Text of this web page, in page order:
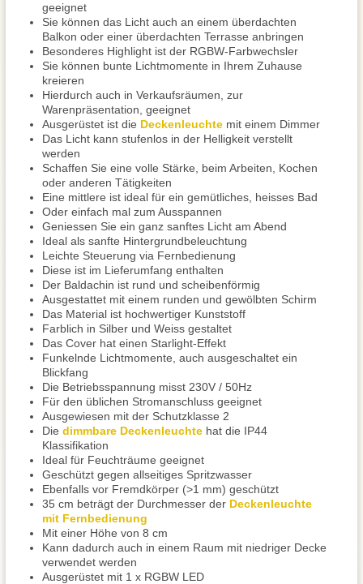
geeignet
Sie können das Licht auch an einem überdachten
Balkon oder einer überdachten Terrasse anbringen
Besonderes Highlight ist der RGBW-Farbwechsler
Sie können bunte Lichtmomente in Ihrem Zuhause
kreieren
Hierdurch auch in Verkaufsräumen, zur
Warenpräsentation, geeignet
Ausgerüstet ist die Deckenleuchte mit einem Dimmer
Das Licht kann stufenlos in der Helligkeit verstellt
werden
Schaffen Sie eine volle Stärke, beim Arbeiten, Kochen
oder anderen Tätigkeiten
Eine mittlere ist ideal für ein gemütliches, heisses Bad
Oder einfach mal zum Ausspannen
Geniessen Sie ein ganz sanftes Licht am Abend
Ideal als sanfte Hintergrundbeleuchtung
Leichte Steuerung via Fernbedienung
Diese ist im Lieferumfang enthalten
Der Baldachin ist rund und scheibenförmig
Ausgestattet mit einem runden und gewölbten Schirm
Das Material ist hochwertiger Kunststoff
Farblich in Silber und Weiss gestaltet
Das Cover hat einen Starlight-Effekt
Funkelnde Lichtmomente, auch ausgeschaltet ein
Blickfang
Die Betriebsspannung misst 230V / 50Hz
Für den üblichen Stromanschluss geeignet
Ausgewiesen mit der Schutzklasse 2
Die dimmbare Deckenleuchte hat die IP44
Klassifikation
Ideal für Feuchträume geeignet
Geschützt gegen allseitiges Spritzwasser
Ebenfalls vor Fremdkörper (>1 mm) geschützt
35 cm beträgt der Durchmesser der Deckenleuchte
mit Fernbedienung
Mit einer Höhe von 8 cm
Kann dadurch auch in einem Raum mit niedriger Decke
verwendet werden
Ausgerüstet mit 1 x RGBW LED